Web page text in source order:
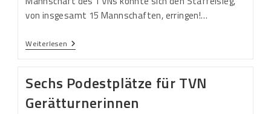
von insgesamt 15 Mannschaften, erringen!…
Weiterlesen
Sechs Podestplätze für TVN
Gerätturnerinnen